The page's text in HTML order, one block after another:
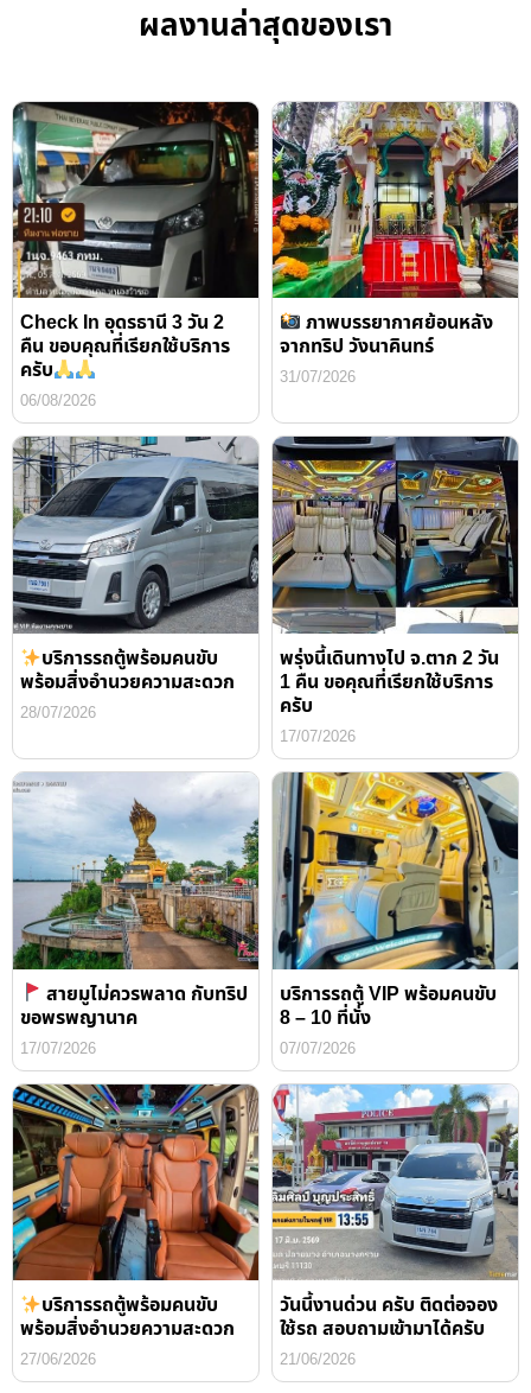
ผลงานล่าสุดของเรา
Check In อุดรธานี 3 วัน 2
คืน ขอบคุณที่เรียกใช้บริการ
ครับ
06/08/2026
ภาพบรรยากาศย้อนหลัง
จากทริป วังนาคินทร์
31/07/2026
บริการรถตู้พร้อมคนขับ
พร้อมสิ่งอำนวยความสะดวก
28/07/2026
พรุ่งนี้เดินทางไป จ.ตาก 2 วัน
1 คืน ขอคุณที่เรียกใช้บริการ
ครับ
17/07/2026
สายมูไม่ควรพลาด กับทริป
ขอพรพญานาค
17/07/2026
บริการรถตู้ VIP พร้อมคนขับ
8 – 10 ที่นั่ง
07/07/2026
บริการรถตู้พร้อมคนขับ
พร้อมสิ่งอำนวยความสะดวก
27/06/2026
วันนี้งานด่วน ครับ ติดต่อจอง
ใช้รถ สอบถามเข้ามาได้ครับ
21/06/2026